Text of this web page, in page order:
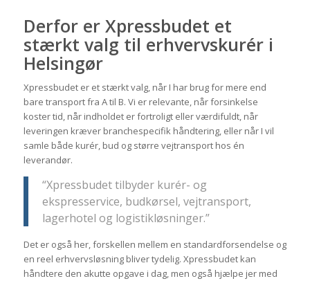
Derfor er Xpressbudet et
stærkt valg til erhvervskurér i
Helsingør
Xpressbudet er et stærkt valg, når I har brug for mere end
bare transport fra A til B. Vi er relevante, når forsinkelse
koster tid, når indholdet er fortroligt eller værdifuldt, når
leveringen kræver branchespecifik håndtering, eller når I vil
samle både kurér, bud og større vejtransport hos én
leverandør.
“Xpressbudet tilbyder kurér- og
ekspresservice, budkørsel, vejtransport,
lagerhotel og logistikløsninger.”
Det er også her, forskellen mellem en standardforsendelse og
en reel erhvervsløsning bliver tydelig. Xpressbudet kan
håndtere den akutte opgave i dag, men også hjælpe jer med